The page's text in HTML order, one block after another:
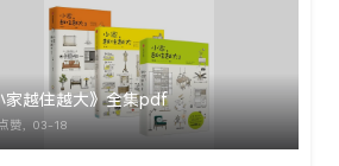
家越住越大》全集pdf
赞， 03-18